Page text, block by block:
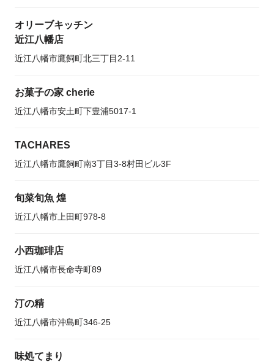
オリーブキッチン
近江八幡店
近江八幡市鷹飼町北三丁目2-11
お菓子の家 cherie
近江八幡市安土町下豊浦5017-1
TACHARES
近江八幡市鷹飼町南3丁目3-8村田ビル3F
旬菜旬魚 煌
近江八幡市上田町978-8
小西珈琲店
近江八幡市長命寺町89
汀の精
近江八幡市沖島町346-25
味処てまり